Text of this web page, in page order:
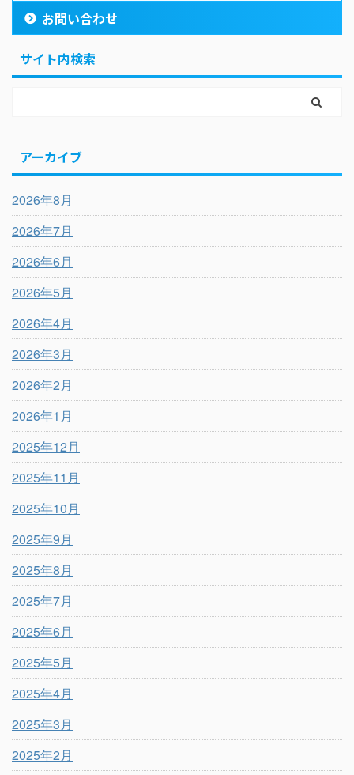
お問い合わせ
サイト内検索
アーカイブ
2026年8月
2026年7月
2026年6月
2026年5月
2026年4月
2026年3月
2026年2月
2026年1月
2025年12月
2025年11月
2025年10月
2025年9月
2025年8月
2025年7月
2025年6月
2025年5月
2025年4月
2025年3月
2025年2月